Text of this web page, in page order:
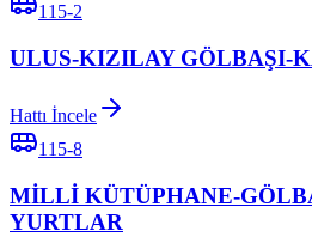
115-2
ULUS-KIZILAY GÖLBAŞI-
Hattı İncele
115-8
MİLLİ KÜTÜPHANE-
YURTLAR